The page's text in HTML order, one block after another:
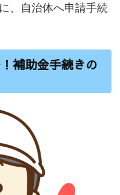
、自治体へ申請手続
補助金手続きの